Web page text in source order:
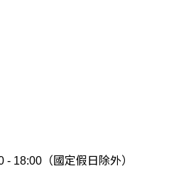
18:00（國定假日除外）